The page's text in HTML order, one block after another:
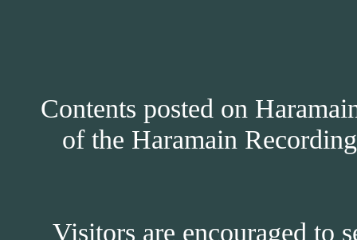
Contents posted on
of the Haramain
Visitors are encouraged to